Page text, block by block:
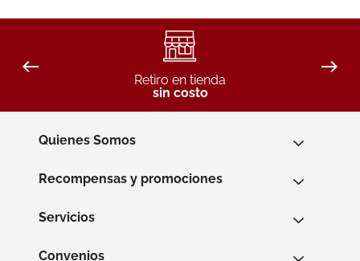
Retiro en tienda
sin costo
Quienes Somos
Recompensas y promociones
Servicios
Convenios